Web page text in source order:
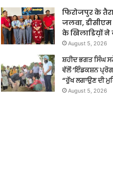
फिरोजपुर के
जलवा, डीसीएम
के खिलाडिय़ों
August 5, 2026
ਸ਼ਹੀਦ ਭਗਤ ਸਿੰਘ
ਵੱਲੋਂ ‘ਇੰਡਕਸ਼ਨ
“ਰੁੱਖ ਲਗਾਉਣ ਦੀ
August 5, 2026